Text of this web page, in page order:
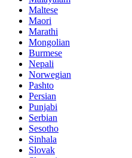
Maltese
Maori
Marathi
Mongolian
Burmese
Nepali
Norwegian
Pashto
Persian
Punjabi
Serbian
Sesotho
Sinhala
Slovak